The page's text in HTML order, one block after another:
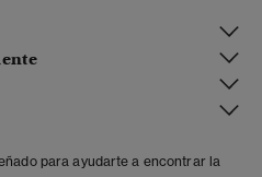
para ayudarte a encontrar la